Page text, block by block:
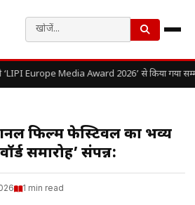
‘LIPI Europe Media Award 2026’ से किया गया
फिल्म फेस्टिवल का भव्य
समारोह’ संपन्न:
1 min read